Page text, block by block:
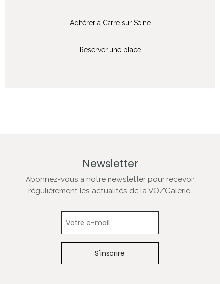
Adhérer à Carré sur Seine
Réserver une place
Newsletter
Abonnez-vous à notre newsletter pour recevoir
régulièrement les actualités de la VOZ’Galerie.